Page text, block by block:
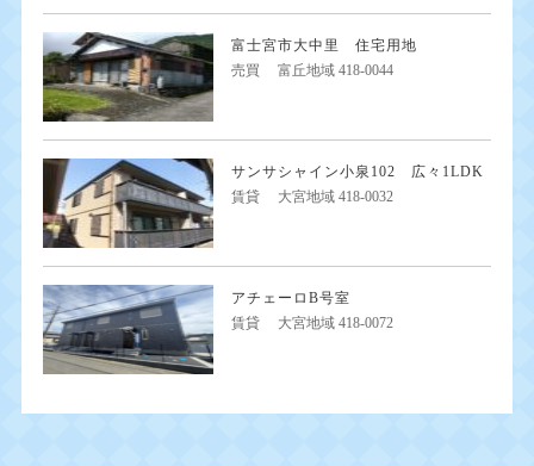
富士宮市大中里 住宅用地
売買 富丘地域 418-0044
サンサシャイン小泉102 広々1LDK
賃貸 大宮地域 418-0032
アチェーロB号室
賃貸 大宮地域 418-0072